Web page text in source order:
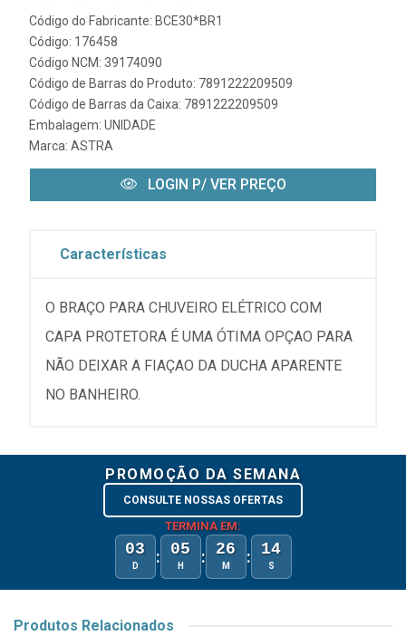
Código do Fabricante: BCE30*BR1
Código: 176458
Código NCM: 39174090
Código de Barras do Produto: 7891222209509
Código de Barras da Caixa: 7891222209509
Embalagem: UNIDADE
Marca: ASTRA
LOGIN P/ VER PREÇO
Características
O BRAÇO PARA CHUVEIRO ELÉTRICO COM
CAPA PROTETORA É UMA ÓTIMA OPÇAO PARA
NÃO DEIXAR A FIAÇAO DA DUCHA APARENTE
NO BANHEIRO.
PROMOÇÃO DA SEMANA
CONSULTE NOSSAS OFERTAS
TERMINA EM:
03
D : 05
H : 26
M : 14
S
Produtos Relacionados